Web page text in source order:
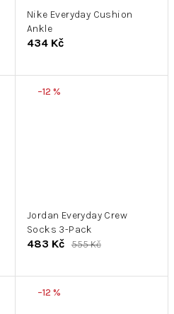
Nike Everyday Cushion
Ankle
434 Kč
–12 %
Jordan Everyday Crew
Socks 3-Pack
483 Kč 555 Kč
–12 %